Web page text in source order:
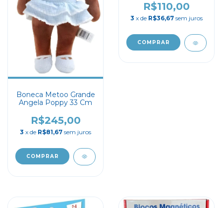
Boneca Metoo Grande
Angela Poppy 33 Cm
R$245,00
3 x de R$81,67 sem juros
R$110,00
3 x de R$36,67 sem juros